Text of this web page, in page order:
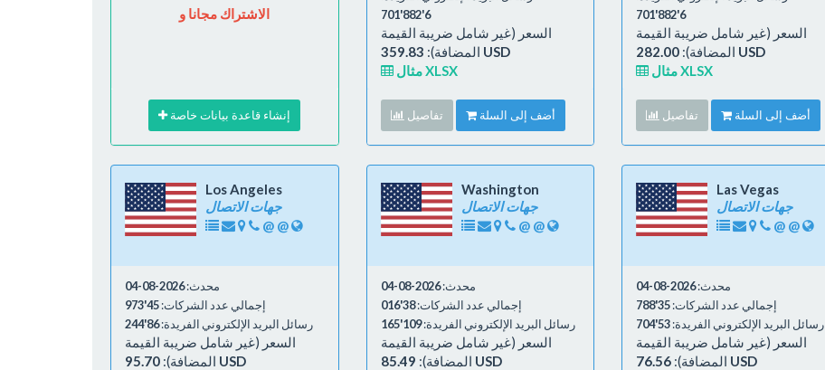
الاشتراك مجانا و
إنشاء قاعدة بيانات خاصة
6'882'701
السعر (غير شامل ضريبة القيمة
المضافة): 359.83 USD
مثال XLSX
تفاصيل أضف إلى السلة
6'882'701
السعر (غير شامل ضريبة القيمة
المضافة): 282.00 USD
مثال XLSX
تفاصيل أضف إلى السلة
Los Angeles
جهات الاتصال
@ @
محدث:2026-08-04
إجمالي عدد الشركات:45'973
رسائل البريد الإلكتروني الفريدة:86'244
السعر (غير شامل ضريبة القيمة
المضافة): 95.70 USD
Washington
جهات الاتصال
@ @
محدث:2026-08-04
إجمالي عدد الشركات:38'016
رسائل البريد الإلكتروني الفريدة:109'165
السعر (غير شامل ضريبة القيمة
المضافة): 85.49 USD
Las Vegas
جهات الاتصال
@ @
محدث:2026-08-04
إجمالي عدد الشركات:35'788
رسائل البريد الإلكتروني الفريدة:53'704
السعر (غير شامل ضريبة القيمة
المضافة): 76.56 USD